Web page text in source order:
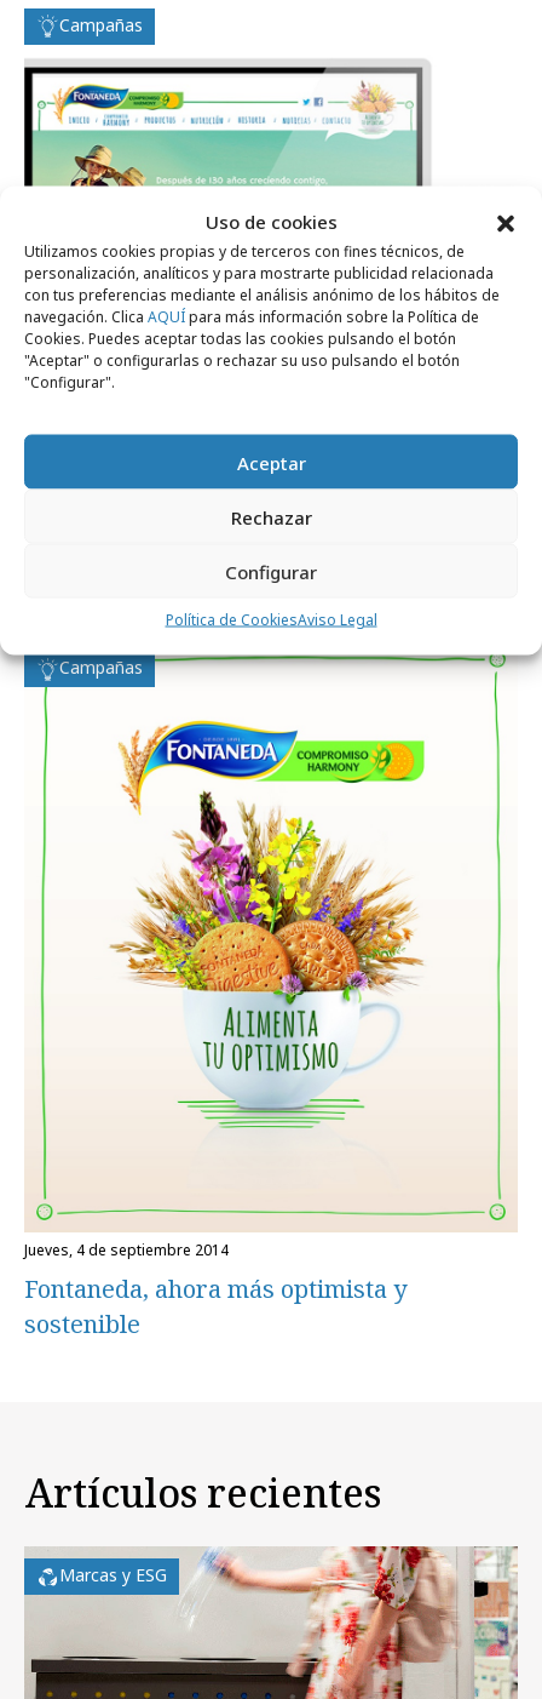
Uso de cookies
Utilizamos cookies propias y de terceros con fines técnicos, de
personalización, analíticos y para mostrarte publicidad relacionada
con tus preferencias mediante el análisis anónimo de los hábitos de
navegación. Clica AQUÍpara más información sobre la Política de
Cookies. Puedes aceptar todas las cookies pulsando el botón
"Aceptar" o configurarlas o rechazar su uso pulsando el botón
"Configurar".
Aceptar
Rechazar
Configurar
Política de CookiesAviso Legal
Campañas
Fontaneda alimenta el optimismo
Campañas
jueves, 4 de septiembre 2014
Fontaneda, ahora más optimista y
sostenible
Artículos recientes
Marcas y ESG